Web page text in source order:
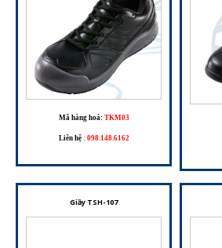
Mã hàng hoá: TKM03
Liên hệ : 098.148.6162
Giầy TSH-107